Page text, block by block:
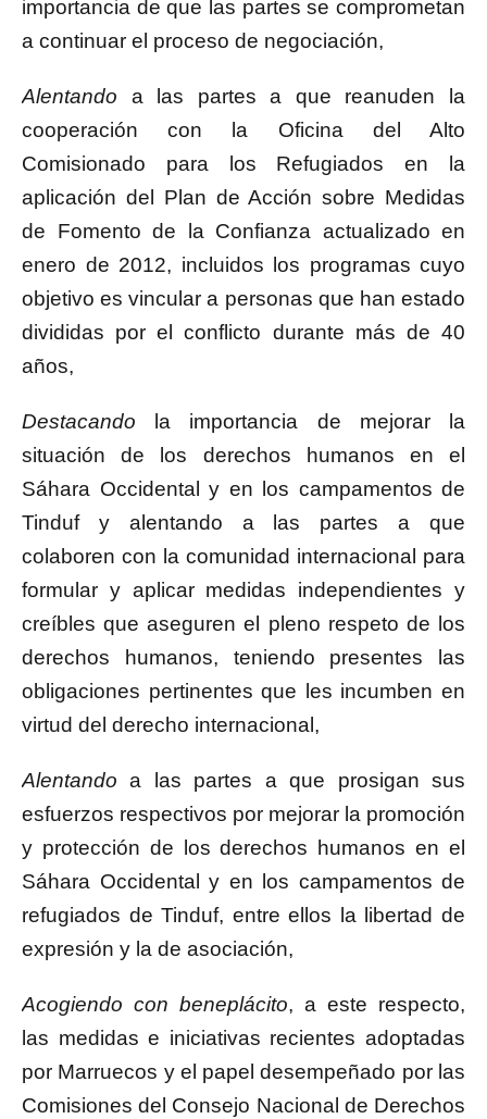
importancia de que las partes se comprometan
a continuar el proceso de negociación,
Alentando a las partes a que reanuden la
cooperación con la Oficina del Alto
Comisionado para los Refugiados en la
aplicación del Plan de Acción sobre Medidas
de Fomento de la Confianza actualizado en
enero de 2012, incluidos los programas cuyo
objetivo es vincular a personas que han estado
divididas por el conflicto durante más de 40
años,
Destacando la importancia de mejorar la
situación de los derechos humanos en el
Sáhara Occidental y en los campamentos de
Tinduf y alentando a las partes a que
colaboren con la comunidad internacional para
formular y aplicar medidas independientes y
creíbles que aseguren el pleno respeto de los
derechos humanos, teniendo presentes las
obligaciones pertinentes que les incumben en
virtud del derecho internacional,
Alentando a las partes a que prosigan sus
esfuerzos respectivos por mejorar la promoción
y protección de los derechos humanos en el
Sáhara Occidental y en los campamentos de
refugiados de Tinduf, entre ellos la libertad de
expresión y la de asociación,
Acogiendo con beneplácito, a este respecto,
las medidas e iniciativas recientes adoptadas
por Marruecos y el papel desempeñado por las
Comisiones del Consejo Nacional de Derechos